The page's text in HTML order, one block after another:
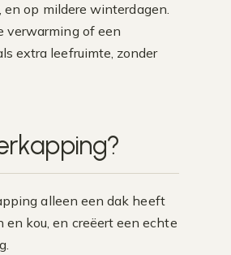
op mildere winterdagen.
verwarming of een
extra leefruimte, zonder
alleen een dak heeft
kou, en creëert een echte